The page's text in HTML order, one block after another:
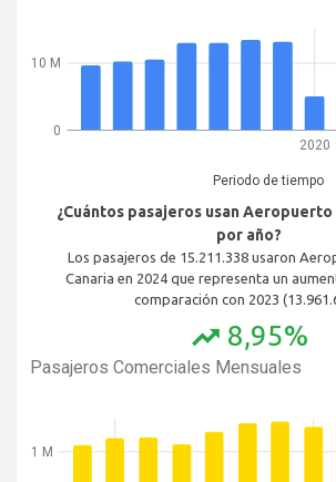
2020
Periodo de tiempo
0
10 M
¿Cuántos pasajeros usan Aeropuerto
por año?
Los pasajeros de 15.211.338 usaron
Canaria en 2024 que representa un
comparación con 2023
trending_up 8,95%
Pasajeros Comerciales Mensuales
1 M